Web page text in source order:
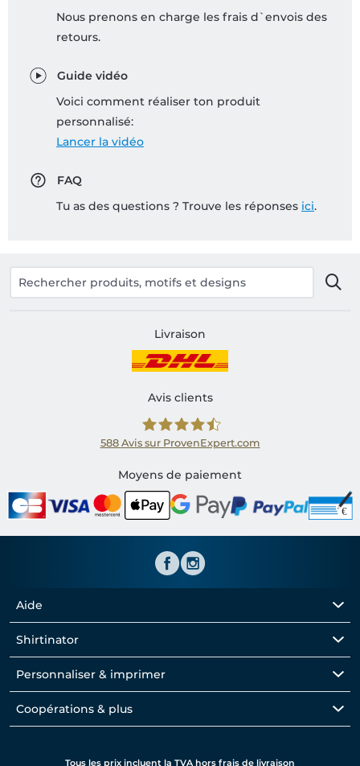
Nous prenons en charge les frais d`envois des
retours.
Guide vidéo
Voici comment réaliser ton produit
personnalisé:
Lancer la vidéo
FAQ
Tu as des questions ? Trouve les réponses ici.
Livraison
Avis clients
Shirtinator FR
588 Avis sur ProvenExpert.com
Moyens de paiement
Aide
Shirtinator
Personnaliser & imprimer
Coopérations & plus
Tous les prix incluent la TVA hors frais de livraison